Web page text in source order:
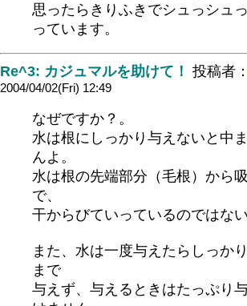
思ったらきりふきでシュっシュ
っています。
Re^3: カジュマルを助けて！ 投稿者：
2004/04/02(Fri) 12:49
なぜですか？。
水は根にしっかり与えないと中
んよ。
水は根の先端部分（毛根）から
で、
干からびていっているのではない
また、水は一度与えたらしっか
まで
与えず、与えるときはたっぷり